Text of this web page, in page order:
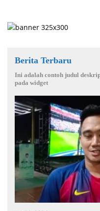
Berita Terbaru
Ini adalah contoh judul
pada widget